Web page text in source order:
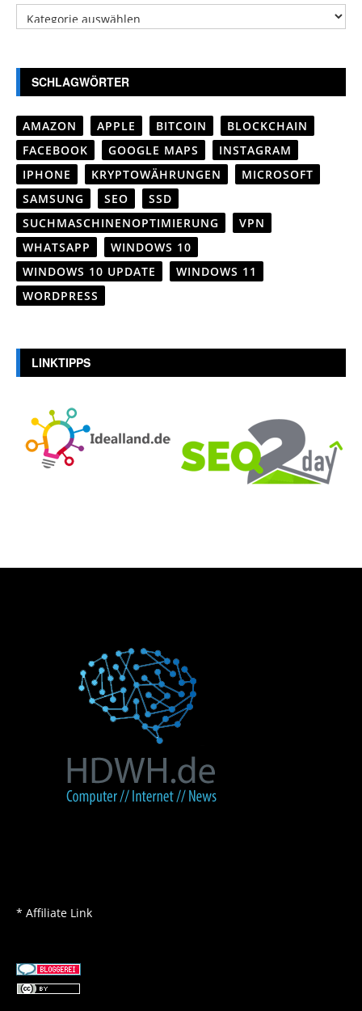
Kategorien
SCHLAGWÖRTER
AMAZON APPLE BITCOIN
BLOCKCHAIN
FACEBOOK
GOOGLE MAPS
INSTAGRAM
IPHONE
KRYPTOWÄHRUNGEN
MICROSOFT
SAMSUNG
SEO
SSD
SUCHMASCHINENOPTIMIERUNG
VPN
WHATSAPP
WINDOWS 10
WINDOWS 10 UPDATE
WINDOWS 11
WORDPRESS
LINKTIPPS
* Affiliate Link